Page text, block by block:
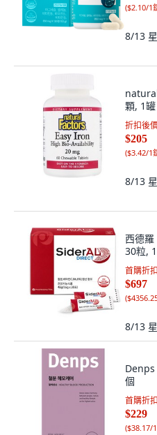
($2.10/1
8/13
顆, 1罐
折扣後
$205
($3.42/1
8/13
西德
30粒,
首購折
$697
(
8/13
個
首購折
$229
($38.17/